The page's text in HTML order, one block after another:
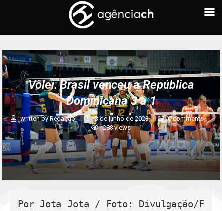
Jota Jota
Vôlei: Brasil venceu a República
Dominicana 3 a 1
written byRedação 3 de junho de 2023
0 comments
288 views
Por Jota Jota / Foto: Divulgação/F